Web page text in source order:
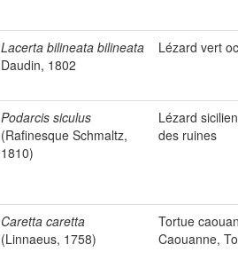
Lacerta bilineata bilineata
Daudin, 1802
Lézard vert
Podarcis siculus
(Rafinesque Schmaltz,
1810)
Lézard
des ruines
Caretta caretta
(Linnaeus, 1758)
Tortue
Caouanne,